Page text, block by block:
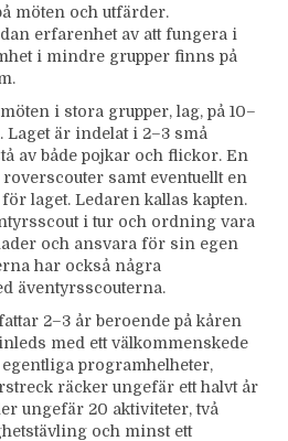
möten och utfärder.
erfarenhet av att fungera i
i mindre grupper finns på
i stora grupper, lag, på 10–
Laget är indelat i 2–3 små
av både pojkar och flickor. En
samt eventuellt en
laget. Ledaren kallas kapten.
i tur och ordning vara
och ansvara för sin egen
har också några
äventyrsscouterna.
2–3 år beroende på kåren
med ett välkommenskede
programhelheter,
räcker ungefär ett halvt år
ungefär 20 aktiviteter, två
och minst ett